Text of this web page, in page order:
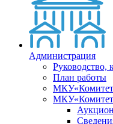
Администрация
Руководство,
План работы
МКУ«Комитет
МКУ«Комитет